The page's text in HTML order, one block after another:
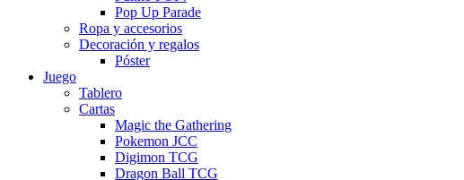
Pop Up Parade
Ropa y accesorios
Decoración y regalos
Póster
Juego
Tablero
Cartas
Magic the Gathering
Pokemon JCC
Digimon TCG
Dragon Ball TCG